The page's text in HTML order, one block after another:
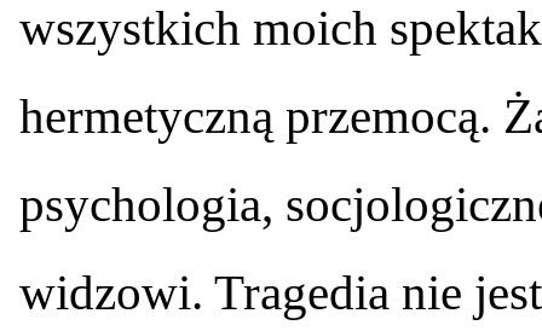
wszystkich moich
hermetyczną przemocą.
psychologia,
widzowi. Tragedia nie